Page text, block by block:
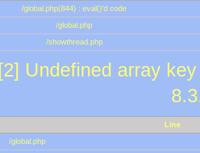
/global.php(844) : eval()'d code
/global.php
/showthread.php
[2] Undefined array
Line
/global.php